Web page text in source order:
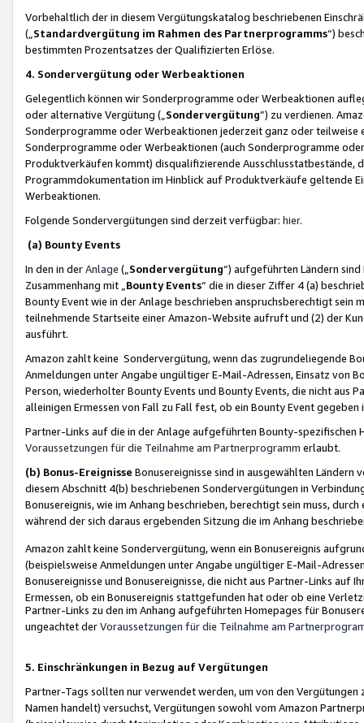
Vorbehaltlich der in diesem Vergütungskatalog beschriebenen
(„ Standardvergütung im Rahmen des Partnerprogramms“)
bestimmten Prozentsatzes der Qualifizierten Erlöse.
4. Sondervergütung oder Werbeaktionen
Gelegentlich können wir Sonderprogramme oder Werbeaktionen
oder alternative Vergütung („ Sondervergütung”) zu verdienen.
Sonderprogramme oder Werbeaktionen jederzeit ganz oder
Sonderprogramme oder Werbeaktionen (auch Sonderprogramme
Produktverkäufen kommt) disqualifizierende Ausschlusstatbestände,
Programmdokumentation im Hinblick auf Produktverkäufe geltende
Werbeaktionen.
Folgende Sondervergütungen sind derzeit verfügbar: hier.
(a) Bounty Events
In den in derAnlage („ Sondervergütung“) aufgeführten Ländern
Zusammenhang mit „ Bounty Events“ die in dieser Ziffer 4 (a)
Bounty Event wie in der Anlage beschrieben anspruchsberechtigt sein
teilnehmende Startseite einer Amazon-Website aufruft und (2) der
ausführt.
Amazon zahlt keine Sondervergütung, wenn das zugrundeliegende
Anmeldungen unter Angabe ungültiger E-Mail-Adressen, Einsatz von
Person, wiederholter Bounty Events und Bounty Events, die nicht
alleinigen Ermessen von Fall zu Fall fest, ob ein Bounty Event
Partner-Links auf die in der Anlage aufgeführten Bounty-spezifischen
Voraussetzungen für die Teilnahme am Partnerprogramm erlaubt.
(b) Bonus-Ereignisse Bonusereignisse sind in ausgewählten Ländern
diesem Abschnitt 4(b) beschriebenen Sondervergütungen in
Bonusereignis, wie im Anhang beschrieben, berechtigt sein muss,
während der sich daraus ergebenden Sitzung die im Anhang
Amazon zahlt keine Sondervergütung, wenn ein Bonusereignis
(beispielsweise Anmeldungen unter Angabe ungültiger E-Mail-
Bonusereignisse und Bonusereignisse, die nicht aus Partner-Links auf
Ermessen, ob ein Bonusereignis stattgefunden hat oder ob eine
Partner-Links zu den im Anhang aufgeführten Homepages für
ungeachtet derVoraussetzungen für die Teilnahme am
5. Einschränkungen in Bezug auf Vergütungen
Partner-Tags sollten nur verwendet werden, um von den
Namen handelt) versuchst, Vergütungen sowohl vom Amazon